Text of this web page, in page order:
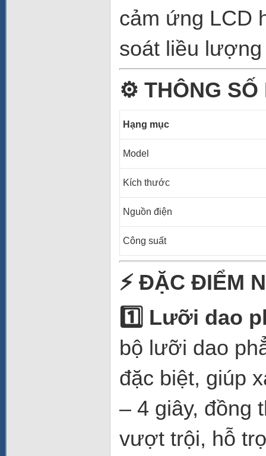
cảm ứng LCD
soát liều
⚙️ THÔNG
Hạng mục
Model
Kích thước
Nguồn điện
Công suất
⚡ĐẶC ĐIỂM
1️ Lưỡi dao
bộ lưỡi dao
đặc biệt, giúp
– 4 giây, đồng
vượt trội, hỗ